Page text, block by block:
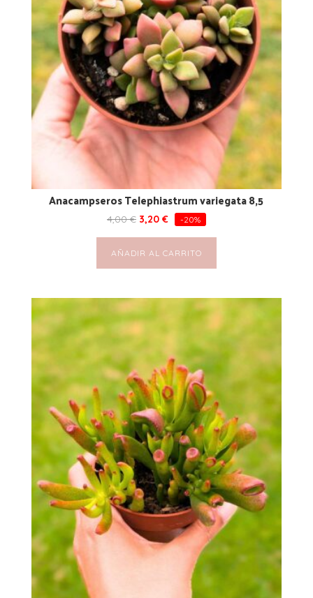
Anacampseros Telephiastrum variegata 8,5
4,00€ 3,20 € -20%
AÑADIR AL CARRITO